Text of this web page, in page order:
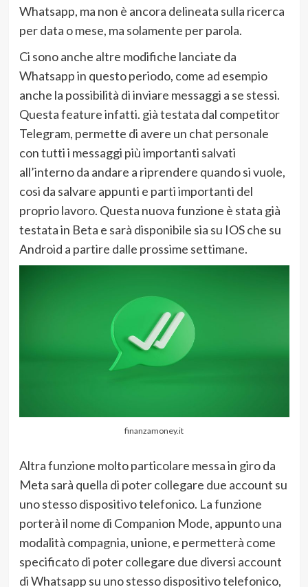
Whatsapp, ma non è ancora delineata sulla ricerca
per data o mese, ma solamente per parola.
Ci sono anche altre modifiche lanciate da
Whatsapp in questo periodo, come ad esempio
anche la possibilità di inviare messaggi a se stessi.
Questa feature infatti. già testata dal competitor
Telegram, permette di avere un chat personale
con tutti i messaggi più importanti salvati
all’interno da andare a riprendere quando si vuole,
cosi da salvare appunti e parti importanti del
proprio lavoro. Questa nuova funzione è stata già
testata in Beta e sarà disponibile sia su IOS che su
Android a partire dalle prossime settimane.
finanzamoney.it
Altra funzione molto particolare messa in giro da
Meta sarà quella di poter collegare due account su
uno stesso dispositivo telefonico. La funzione
porterà il nome di Companion Mode, appunto una
modalità compagnia, unione, e permetterà come
specificato di poter collegare due diversi account
di Whatsapp su uno stesso dispositivo telefonico,